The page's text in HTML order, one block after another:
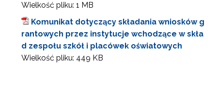
Wielkość pliku: 1 MB
Komunikat dotyczący składania wniosków g
rantowych przez instytucje wchodzące w skła
d zespołu szkół i placówek oświatowych
Wielkość pliku: 449 KB